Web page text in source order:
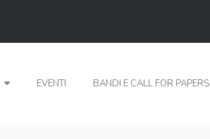
EVENTI BANDI E CALL FOR PAPERS